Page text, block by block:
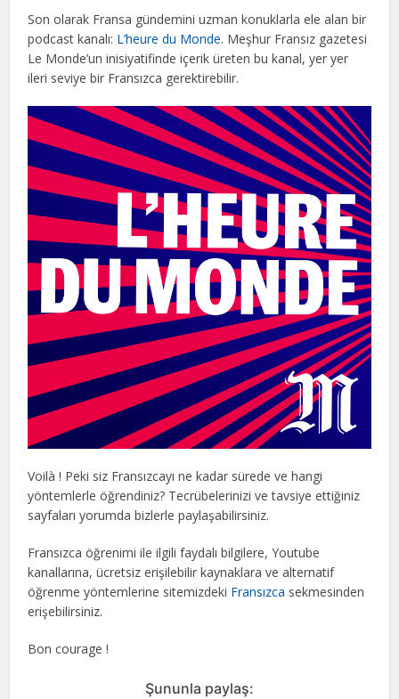
Son olarak Fransa gündemini uzman konuklarla ele alan bir
podcast kanalı: L’heure du Monde. Meşhur Fransız gazetesi
Le Monde’un inisiyatifinde içerik üreten bu kanal, yer yer
ileri seviye bir Fransızca gerektirebilir.
Voilà ! Peki siz Fransızcayı ne kadar sürede ve hangi
yöntemlerle öğrendiniz? Tecrübelerinizi ve tavsiye ettiğiniz
sayfaları yorumda bizlerle paylaşabilirsiniz.
Fransızca öğrenimi ile ilgili faydalı bilgilere, Youtube
kanallarına, ücretsiz erişilebilir kaynaklara ve alternatif
öğrenme yöntemlerine sitemizdeki Fransızca sekmesinden
erişebilirsiniz.
Bon courage !
Şununla paylaş: